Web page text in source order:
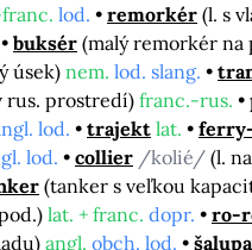
lod. remorkér (l. s
buksér (malý remorkér na
úsek) nem. lod. slang.
rus. prostredí)franc.-rus.
lod. trajekt lat.
lod. collier /kolié/ (l.
(tanker s veľkou
lat. + franc. dopr. ro-
angl. obch. lod. šalupa